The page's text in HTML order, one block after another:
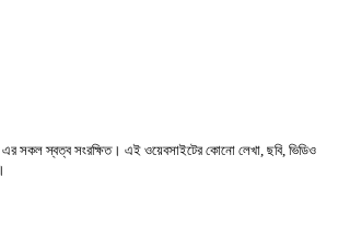
সকল স্বত্ব সংরক্ষিত। এই ওয়েবসাইটের কোনো লেখা, ছবি, ভিডিও